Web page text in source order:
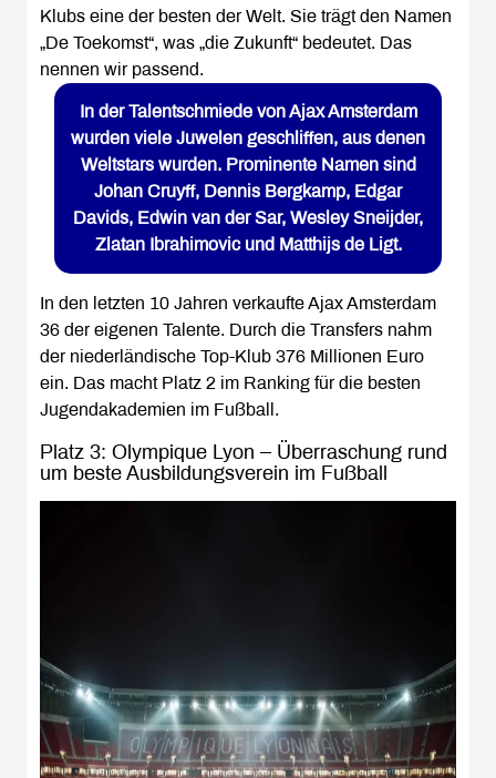
Klubs eine der besten der Welt. Sie trägt den Namen
„De Toekomst“, was „die Zukunft“ bedeutet. Das
nennen wir passend.
In der Talentschmiede von Ajax Amsterdam
wurden viele Juwelen geschliffen, aus denen
Weltstars wurden. Prominente Namen sind
Johan Cruyff, Dennis Bergkamp, Edgar
Davids, Edwin van der Sar, Wesley Sneijder,
Zlatan Ibrahimovic und Matthijs de Ligt.
In den letzten 10 Jahren verkaufte Ajax Amsterdam
36 der eigenen Talente. Durch die Transfers nahm
der niederländische Top-Klub 376 Millionen Euro
ein. Das macht Platz 2 im Ranking für die besten
Jugendakademien im Fußball.
Platz 3: Olympique Lyon – Überraschung rund
um beste Ausbildungsverein im Fußball